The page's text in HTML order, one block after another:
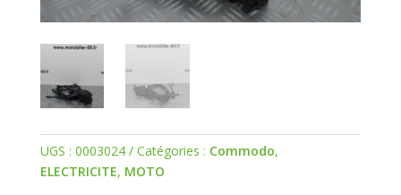
UGS : 0003024 Catégories : Commodo,
ELECTRICITE, MOTO